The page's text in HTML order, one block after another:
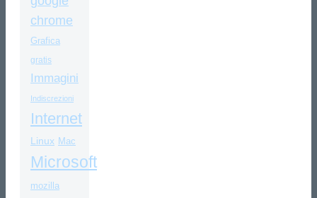
chrome
Grafica
gratis
Immagini
Indiscrezioni
Internet
Linux Mac
Microsoft
mozilla